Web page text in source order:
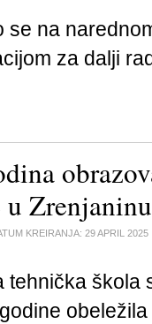
se na
za dalji
u Zrenjaninu
KREIRANJA: 29 APRIL 2025
tehnička škola